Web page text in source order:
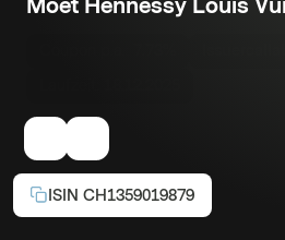
Moët Hennessy Louis
ISIN CH1359019879